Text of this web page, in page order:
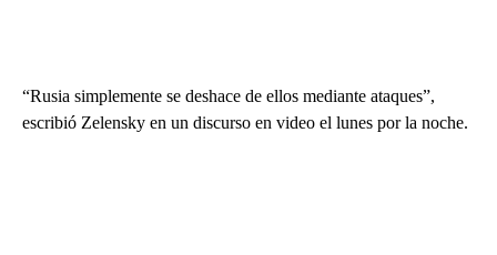
“Rusia simplemente se deshace de ellos mediante ataques”,
escribió Zelensky en un discurso en video el lunes por la noche.